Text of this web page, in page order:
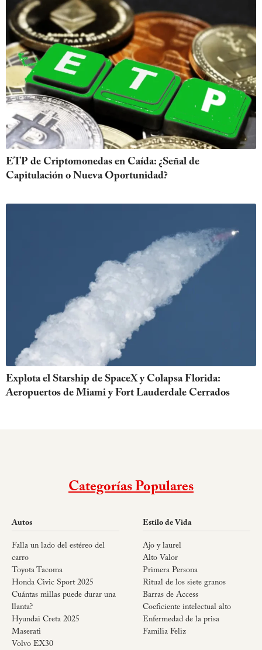
ETP de Criptomonedas en Caída: ¿Señal de
Capitulación o Nueva Oportunidad?
Explota el Starship de SpaceX y Colapsa Florida:
Aeropuertos de Miami y Fort Lauderdale Cerrados
Categorías Populares
Autos
Falla un lado del estéreo del
carro
Toyota Tacoma
Honda Civic Sport 2025
Cuántas millas puede durar una
llanta?
Hyundai Creta 2025
Maserati
Volvo EX30
Estilo de Vida
Ajo y laurel
Alto Valor
Primera Persona
Ritual de los siete granos
Barras de Access
Coeficiente intelectual alto
Enfermedad de la prisa
Familia Feliz